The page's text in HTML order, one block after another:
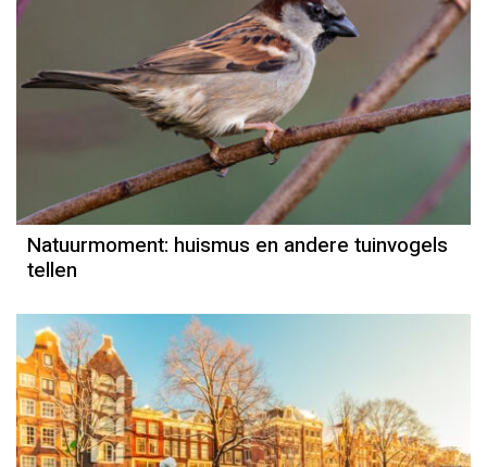
Natuurmoment
Door Kees Loogman
Natuurmoment: huismus en andere tuinvogels
tellen